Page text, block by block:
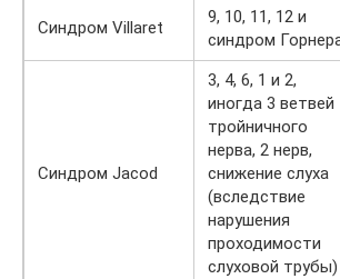
Синдром Villaret
9, 10, 11, 12 и
синдром
Синдром Jacod
3, 4, 6, 1 и 2,
иногда 3 ветвей
тройничного
нерва, 2 нерв,
снижение слуха
(вследствие
нарушения
проходимости
слуховой трубы)